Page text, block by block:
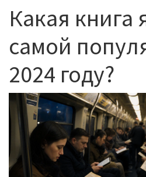
Какая книга
самой
2024 году?